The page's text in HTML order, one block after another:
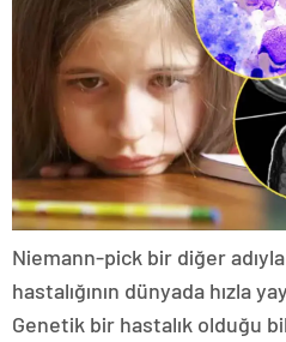
Niemann-pick bir diğer
hastalığının dünyada hızla
Genetik bir hastalık olduğu